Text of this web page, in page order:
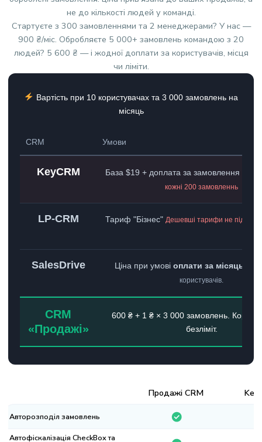
не до кількості людей у команді.
Стартуєте з 300 замовленнями та 2 менеджерами? У нас —
900 ₴/міс. Обробляєте 5 000+ замовлень командою з 20
людей? 5 600 ₴ — і жодної доплати за користувачів, місця
чи ліміти.
Вартість при 10 користувачах та 3 000 замовлень на
місяць
CRM Умови
KeyCRM База $19 + доплата за замовлення ($9)
кожні 200 замовленнь
LP-CRM Тариф "Бізнес" Дешевші тарифи не
SalesDrive Ціна при умові оплати за місяць
користувачів.
CRM
«Продажі»
600 ₴ + 1 ₴ × 3 000 замовлень.
безліміт.
Продажі CRM KeyCRM
замовлень
CheckBox та